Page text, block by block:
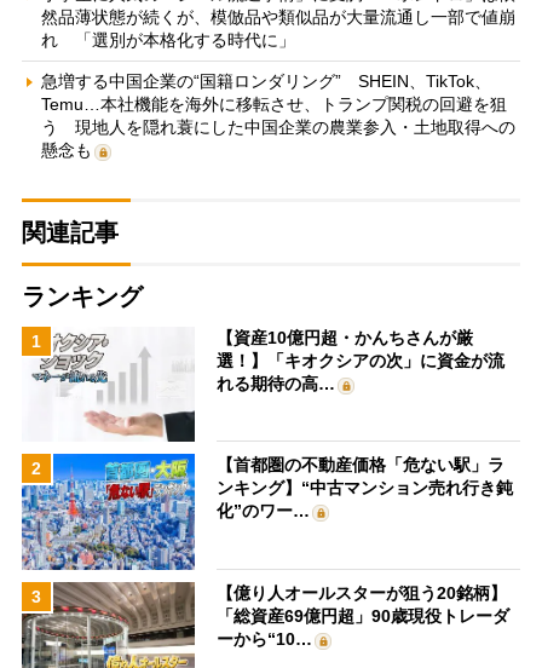
然品薄状態が続くが、模倣品や類似品が大量流通し一部で値崩
れ 「選別が本格化する時代に」
急増する中国企業の“国籍ロンダリング” SHEIN、TikTok、
Temu…本社機能を海外に移転させ、トランプ関税の回避を狙
う 現地人を隠れ蓑にした中国企業の農業参入・土地取得への
懸念も
関連記事
ランキング
1
【資産10億円超・かんちさんが厳
選！】「キオクシアの次」に資金が流
れる期待の高…
2
【首都圏の不動産価格「危ない駅」ラ
ンキング】“中古マンション売れ行き鈍
化”のワー…
3
【億り人オールスターが狙う20銘柄】
「総資産69億円超」90歳現役トレーダ
ーから“10…